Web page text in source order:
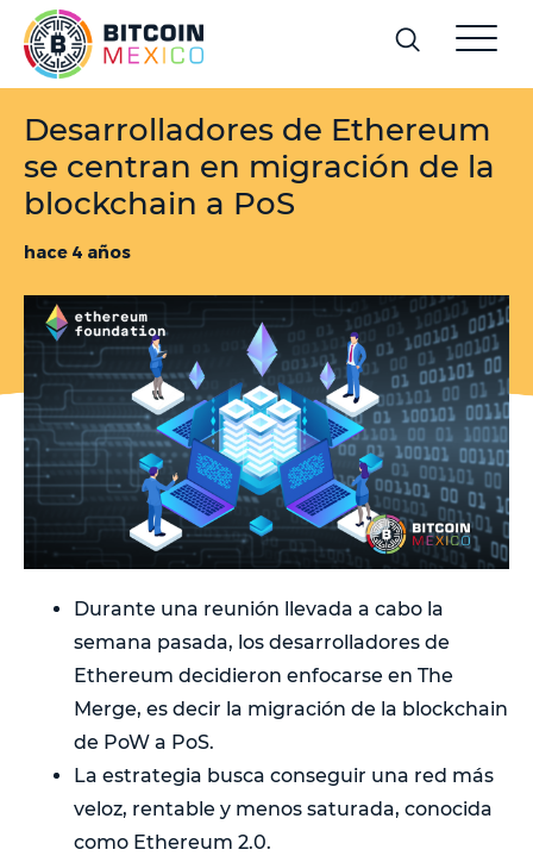
Desarrolladores de Ethereum
se centran en migración de la
blockchain a PoS
hace 4 años
Durante una reunión llevada a cabo la
semana pasada, los desarrolladores de
Ethereum decidieron enfocarse en The
Merge, es decir la migración de la blockchain
de PoW a PoS.
La estrategia busca conseguir una red más
veloz, rentable y menos saturada, conocida
como Ethereum 2.0.